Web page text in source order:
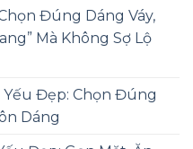
Đúng Dáng Váy,
Mà Không Sợ Lộ
Yếu Đẹp: Chọn Đúng
Dáng